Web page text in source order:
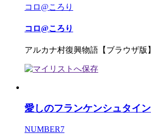
コロ@ころり
コロ@ころり
アルカナ村復興物語【ブラウザ版】
愛しのフランケンシュタイン
NUMBER7